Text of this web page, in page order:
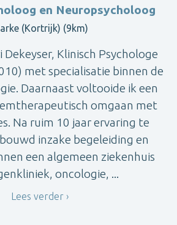
en Neuropsycholoog
(Kortrijk) (9km)
Dekeyser, Klinisch Psychologe
met specialisatie binnen de
Daarnaast voltooide ik een
omgaan met
Na ruim 10 jaar ervaring te
inzake begeleiding en
een algemeen ziekenhuis
oncologie, ...
Lees verder